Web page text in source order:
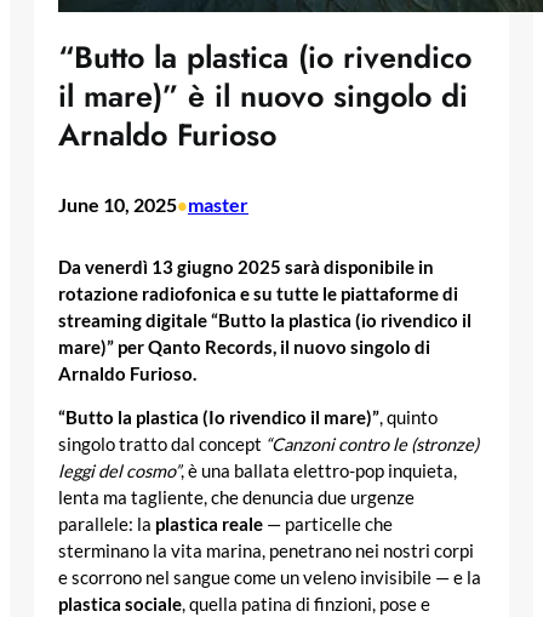
“Butto la plastica (io rivendico
il mare)” è il nuovo singolo di
Arnaldo Furioso
June 10, 2025•master
Da venerdì 13 giugno 2025 sarà disponibile in
rotazione radiofonica e su tutte le piattaforme di
streaming digitale “Butto la plastica (io rivendico il
mare)” per Qanto Records, il nuovo singolo di
Arnaldo Furioso.
“Butto la plastica (Io rivendico il mare)”, quinto
singolo tratto dal concept “Canzoni contro le (stronze)
leggi del cosmo”, è una ballata elettro-pop inquieta,
lenta ma tagliente, che denuncia due urgenze
parallele: la plastica reale — particelle che
sterminano la vita marina, penetrano nei nostri corpi
e scorrono nel sangue come un veleno invisibile — e la
plastica sociale, quella patina di finzioni, pose e